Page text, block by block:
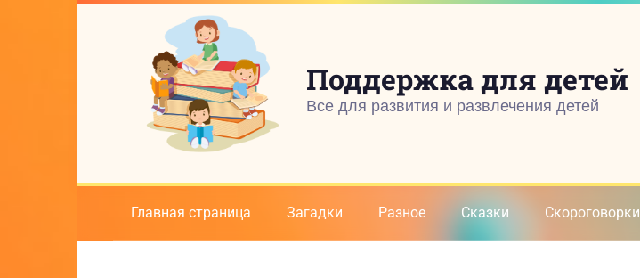
Поддержка для детей
Все для развития и развлечения детей
Главная страница Загадки Разное Сказки Скороговорки